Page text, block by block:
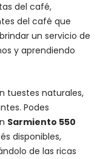
del café,
del café que
un servicio de
y aprendiendo
tuestes naturales,
Podes
Sarmiento 550
disponibles,
de las ricas